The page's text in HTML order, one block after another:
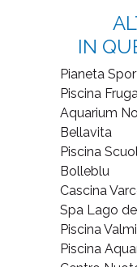
IN
Pianeta
Piscina
Aquarium
Bellavita
Piscina
Bolleblu
Cascina
Spa Lago
Piscina
Piscina